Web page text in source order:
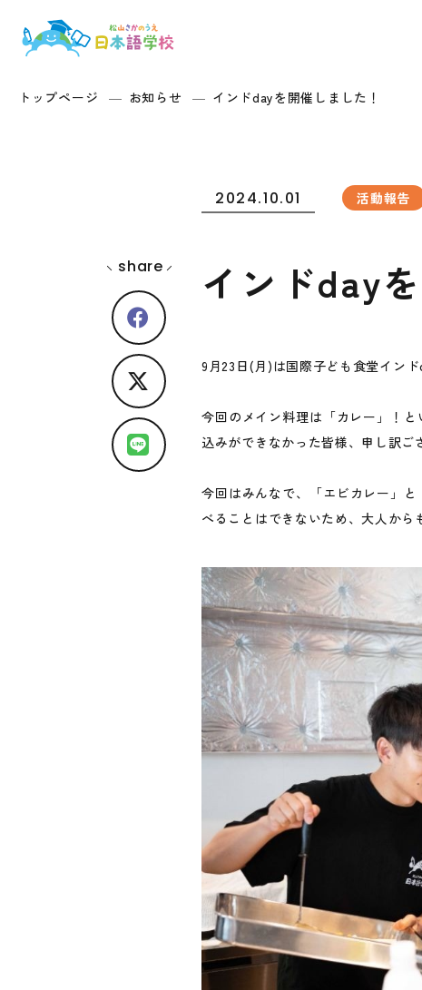
トップページ お知らせ インドdayを開催しました！
2024.10.01 活動報告
インドday
share
9月23日(月)は国際子ども食堂インド
今回のメイン料理は「カレー」！
込みができなかった皆様、申し訳ご
今回はみんなで、「エビカレー」
べることはできないため、大人か